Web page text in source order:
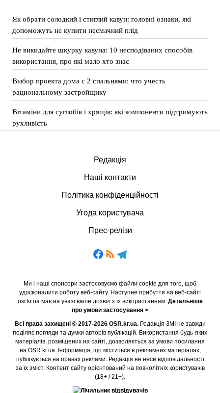
Як обрати солодкий і стиглий кавун: головні ознаки, які
допоможуть не купити несмачний плід
Не викидайте шкурку кавуна: 10 несподіваних способів
використання, про які мало хто знає
Выбор проекта дома с 2 спальнями: что учесть
рациональному застройщику
Вітаміни для суглобів і хрящів: які компоненти підтримують
рухливість
Редакція
Наші контакти
Політика конфіденційності
Угода користувача
Прес-релізи
Ми і наші спонсори застосовуємо файли cookie для того, щоб
удосконалити роботу веб-сайту. Наступне прибуття на веб-сайті
osr.kr.ua має на увазі ваше дозвіл з їх використанням. Детальніше
про умови застосування >
Всі права захищені © 2017-2026 OSR.kr.ua.Редакція ЗМІ не завжди
поділяє погляди та думки авторів публікацій. Використання будь-яких
матеріалів, розміщених на сайті, дозволяється за умови посилання
на OSR.kr.ua. Інформація, що міститься в рекламних матеріалах,
публікується на правах реклами. Редакція не несе відповідальності
за їх зміст. Контент сайту орієнтований на повнолітніх користувачів
(18+ / 21+).